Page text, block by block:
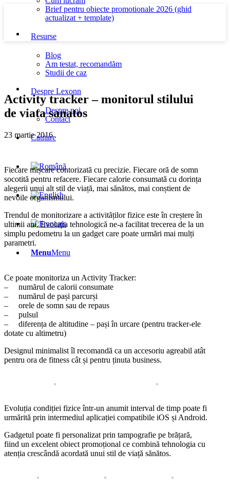
Brief pentru obiecte promotionale 2026 (ghid
actualizat + template)
Resurse
Blog
Am testat, recomandăm
Studii de caz
Despre Lexonn
Despre noi
Contact
Cautare
MenuMenu
Activity tracker – monitorul stilului
de viata sanatos
23 martie 2016
Fiecare mișcare contorizată cu precizie. Fiecare oră de somn
socotită pentru refacere. Fiecare calorie consumată cu dorința
alegerii unui alt stil de viață, mai sănătos, mai conștient de
nevoile organismului.
Trendul de monitorizare a activităților fizice este în creștere în
ultimii ani. Evoluția tehnologică ne-a facilitat trecerea de la un
simplu pedometru la un gadget care poate urmări mai mulți
parametri.
Ce poate monitoriza un Activity Tracker:
– numărul de calorii consumate
– numărul de pași parcurși
– orele de somn sau de repaus
– pulsul
– diferența de altitudine – pași în urcare (pentru tracker-ele
dotate cu altimetru)
Designul minimalist îl recomandă ca un accesoriu agreabil atât
pentru ora de fitness cât și pentru ținuta business.
Evoluția condiției fizice într-un anumit interval de timp poate fi
urmărită prin intermediul aplicației compatibile iOS și Android.
Gadgetul poate fi personalizat prin tampografie pe brățară,
fiind un excelent obiect promoțional ce combină tehnologia cu
atenția crescândă acordată unui stil de viață sănătos.